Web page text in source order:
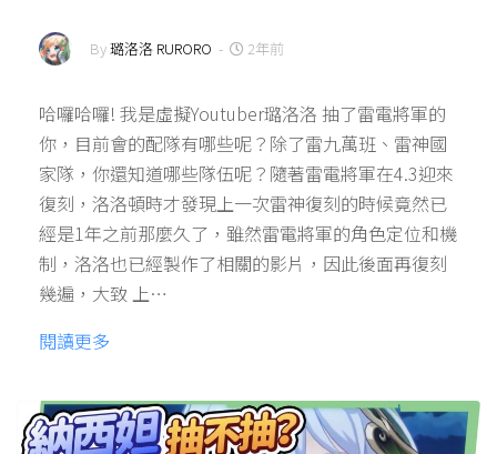
By璐洛洛 RURORO - 2年前
哈囉哈囉! 我是虛擬Youtuber璐洛洛 抽了雷電將軍的
你，目前會的配隊有哪些呢？除了雷九萬班、雷神國
家隊，你還知道哪些隊伍呢？隨著雷電將軍在4.3迎來
復刻，洛洛頓時才發現上一次雷神復刻的時候竟然已
經是1年之前那麼久了，雖然雷電將軍的角色定位和機
制，洛洛也已經製作了相關的影片，因此後面再復刻
幾遍，大致 上…
閱讀更多